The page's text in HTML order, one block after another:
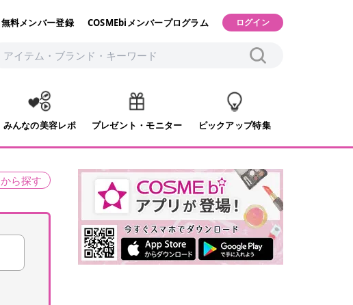
無料メンバー登録 COSMEbiメンバープログラム ログイン
みんなの美容レポ プレゼント・モニター ピックアップ特集
から探す